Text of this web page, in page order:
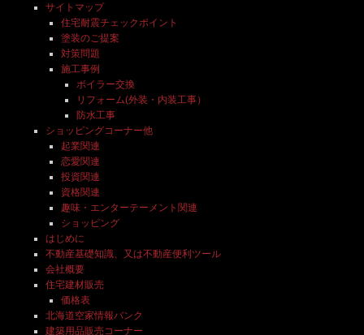
サイトマップ
住宅耐震チェックポイント
塗装のご提案
対策問題
施工事例
ボイラー交換
リフォーム(外装・内装工事）
防水工事
ショッピングコーナー他
起業関連
恋愛関連
投資関連
資格関連
趣味・エンターテーメント関連
ショッピング
はじめに
不動産基礎知識、又は不動産便利ツール
会社概要
住宅建材販売
価格表
北海道空家情報バンク
建築用品販売コーナー